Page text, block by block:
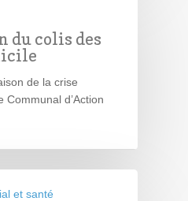
colis des
de la crise
Communal d’Action
et santé